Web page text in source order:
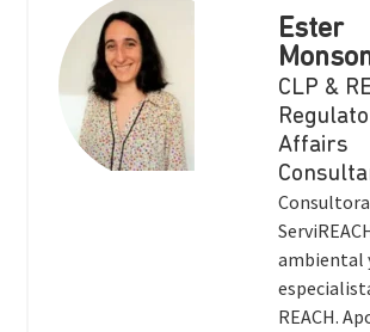
Ester
CLP &
Affairs
ambiental
REACH.